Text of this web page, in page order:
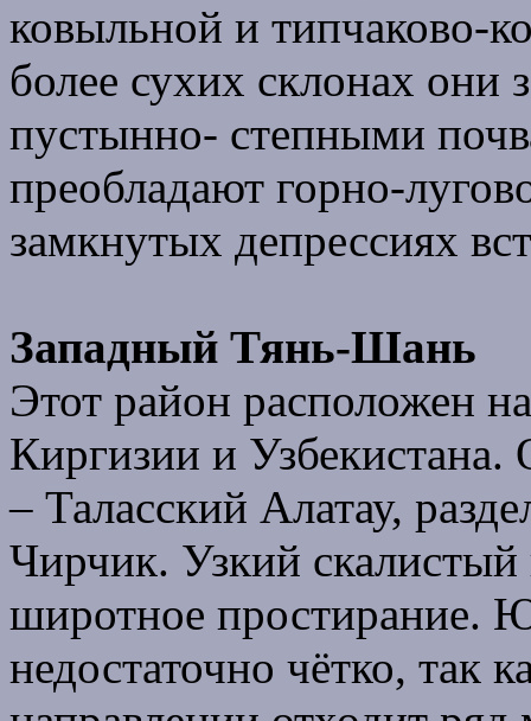
ковыльной и типчаково-
более сухих склонах
пустынно- степными
преобладают горно-
замкнутых депрессиях
Западный Тянь-Шань
Этот район расположен
Киргизии и Узбекистана.
– Таласский Алатау,
Чирчик. Узкий скалистый
широтное простирание.
недостаточно чётко, так